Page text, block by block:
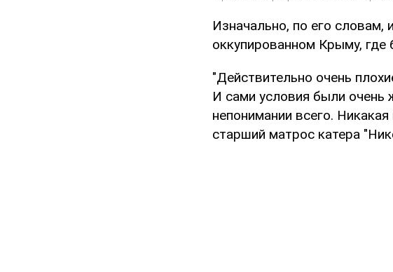
Изначально, по его
оккупированном Крыму, где
"Действительно очень
И сами условия были очень
непонимании всего.
старший матрос катера